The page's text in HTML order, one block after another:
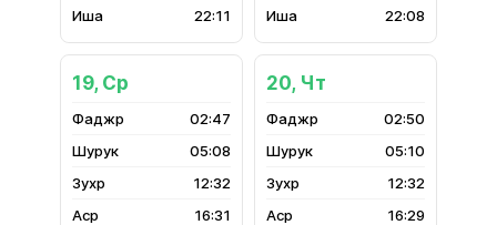
22:11
22:08
19, Ср
02:47
05:08
12:32
16:31
20, Чт
02:50
05:10
12:32
16:29